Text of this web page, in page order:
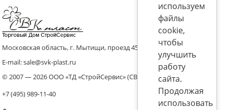
Московская область, г. Мытищи, проезд 4536 владение 8, стр.10
E-mail: sale@svk-plast.ru
© 2007 — 2026 ООО «ТД «СтройСервис» (СВК)
+7 (495) 989-11-40
используем
файлы
cookie,
чтобы
улучшить
работу
сайта.
Продолжая
использовать